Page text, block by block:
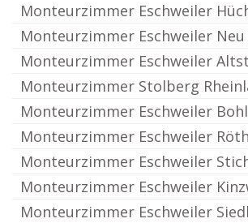
Monteurzimmer Eschweiler
Monteurzimmer Eschweiler Neu
Monteurzimmer Eschweiler
Monteurzimmer Stolberg
Monteurzimmer Eschweiler Bohl
Monteurzimmer Eschweiler
Monteurzimmer Eschweiler
Monteurzimmer Eschweiler
Monteurzimmer Eschweiler